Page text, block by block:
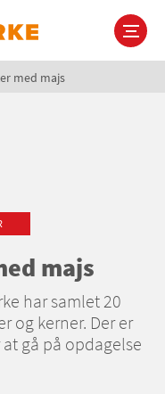
med majs
majs
har samlet 20
og kerner. Der er
gå på opdagelse